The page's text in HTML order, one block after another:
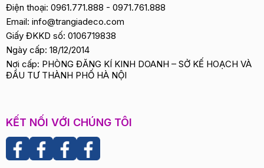
Chiết xuất Rau Má:
+ Điều trị mụn: Chứa Saponin như Axit Asiatic, Axit
brahmic có tác dụng kháng viêm, đẩy nhân mụn,
giảm sưng viêm thâm mụn. điều trị mụn.
+ Chống lão hóa: Giàu chất Saponin Triterpenoid,
+ Dưỡng ẩm: Trong rau má có chứa Saccharide
giúp cải thiện tình trạng khô ráp, bong tróc và
saponin triterpenoid, steroid triterpenic, flavonoid,
hợp chất phenolic và các axit amin thiết yếu giúp
Điện thoại: 0961.771.888 - 0971.761.888
Email: info@trangiadeco.com
Giấy ĐKKD số: 0106719838
Ngày cấp: 18/12/2014
Nơi cấp: PHÒNG ĐĂNG KÍ KINH DOANH – SỞ KẾ HOẠCH VÀ
ĐẦU TƯ THÀNH PHỐ HÀ NỘI
KẾT NỐI VỚI CHÚNG TÔI